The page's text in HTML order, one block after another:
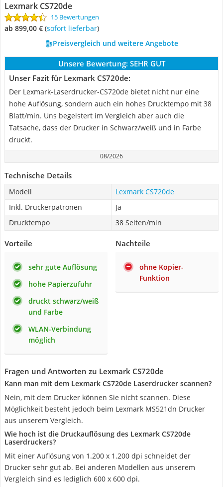
Lexmark CS720de
15 Bewertungen
ab 899,00 € ( Sofort lieferbar)
Preisvergleich und weitere Angebote
Unsere Bewertung: SEHR GUT
Unser Fazit für Lexmark CS720de:
Der Lexmark-Laserdrucker-CS720de bietet nicht nur eine
hohe Auflösung, sondern auch ein hohes Drucktempo mit 38
Blatt/min. Uns begeistert im Vergleich aber auch die
Tatsache, dass der Drucker in Schwarz/weiß und in Farbe
druckt.
08/2026
Technische Details
Modell
Lexmark CS720de
Inkl. Druckerpatronen
Ja
Drucktempo
38 Seiten/min
Vorteile
sehr gute Auflösung
hohe Papierzufuhr
druckt schwarz/weiß
und Farbe
WLAN-Verbindung
möglich
Nachteile
ohne Kopier-
Funktion
Fragen und Antworten zu Lexmark CS720de
Kann man mit dem Lexmark CS720de Laserdrucker scannen?
Nein, mit dem Drucker können Sie nicht scannen. Diese
Möglichkeit besteht jedoch beim Lexmark MS521dn Drucker
aus unserem Vergleich.
Wie hoch ist die Druckauflösung des Lexmark CS720de
Laserdruckers?
Mit einer Auflösung von 1.200 x 1.200 dpi schneidet der
Drucker sehr gut ab. Bei anderen Modellen aus unserem
Vergleich sind es lediglich 600 x 600 dpi.